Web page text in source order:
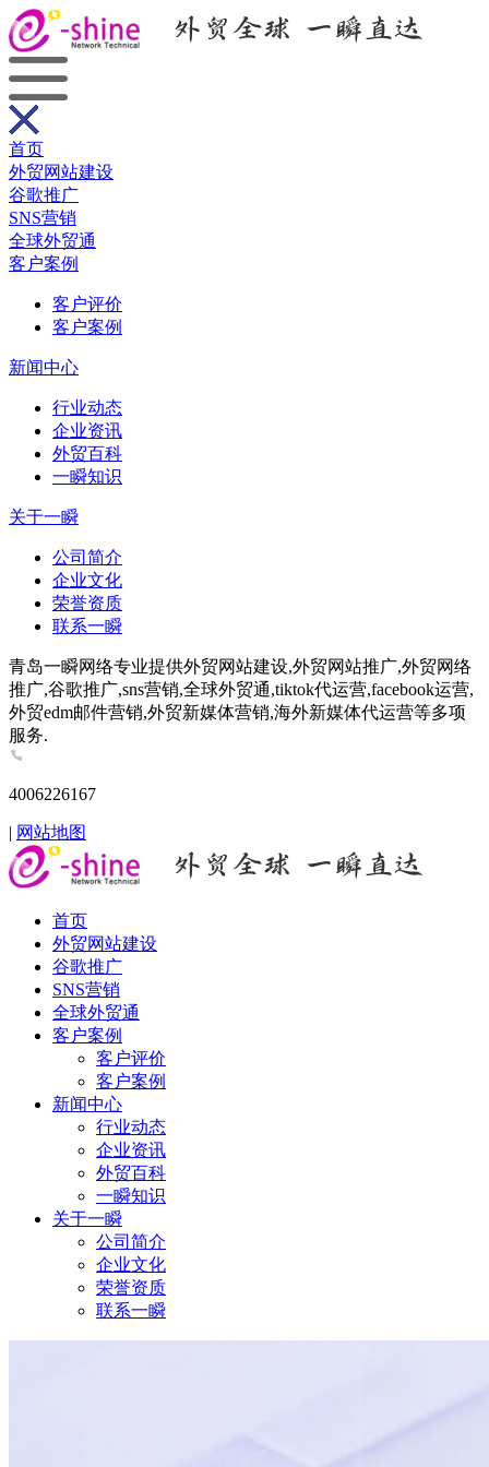
首页
外贸网站建设
谷歌推广
SNS营销
全球外贸通
客户案例
客户评价
客户案例
新闻中心
行业动态
企业资讯
外贸百科
一瞬知识
关于一瞬
公司简介
企业文化
荣誉资质
联系一瞬
青岛一瞬网络专业提供外贸网站建设,外贸网站推广,外贸网络
推广,谷歌推广,sns营销,全球外贸通,tiktok代运营,facebook运营,
外贸edm邮件营销,外贸新媒体营销,海外新媒体代运营等多项
服务.
4006226167
| 网站地图
首页
外贸网站建设
谷歌推广
SNS营销
全球外贸通
客户案例
客户评价
客户案例
新闻中心
行业动态
企业资讯
外贸百科
一瞬知识
关于一瞬
公司简介
企业文化
荣誉资质
联系一瞬